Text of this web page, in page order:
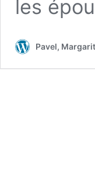
les
Pavel,